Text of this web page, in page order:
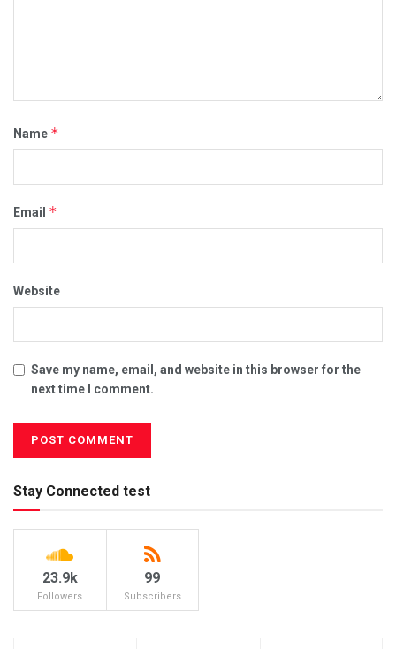
Name *
Email *
Website
Save my name, email, and website in this browser for the
next time I comment.
Stay Connected test
23.9k
Followers
99
Subscribers